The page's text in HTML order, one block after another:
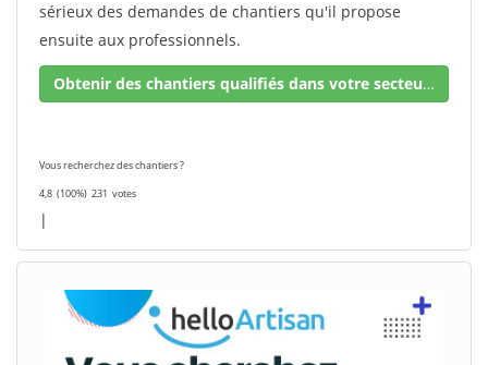
sérieux des demandes de chantiers qu'il propose
ensuite aux professionnels.
Obtenir des chantiers qualifiés dans votre secteur !
Vous recherchez des chantiers ?
4,8 (100%) 231 votes
|